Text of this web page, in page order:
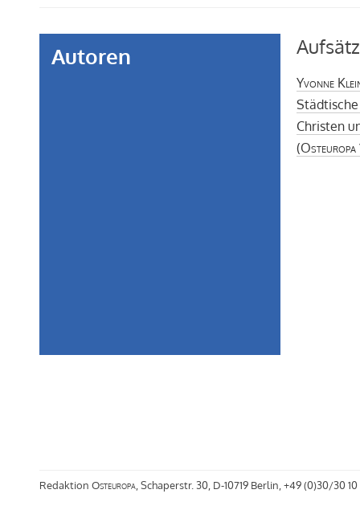
Autoren
Yvonne
Christen
(Osteuropa
Redaktion Osteuropa, Schaperstr. 30, D-10719 Berlin, +49 (0)30/30